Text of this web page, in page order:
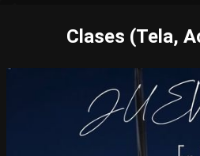
Clases (Tela,